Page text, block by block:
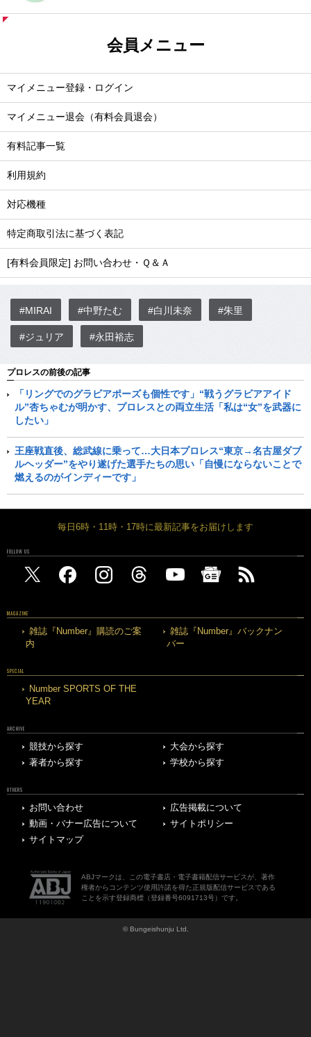
会員メニュー
マイメニュー登録・ログイン
マイメニュー退会（有料会員退会）
有料記事一覧
利用規約
対応機種
特定商取引法に基づく表記
[有料会員限定] お問い合わせ・Ｑ＆Ａ
#MIRAI #中野たむ #白川未奈 #朱里
#ジュリア #永田裕志
プロレスの前後の記事
「リングでのグラビアポーズも個性です」“戦うグラビアアイド
ル”杏ちゃむが明かす、プロレスとの両立生活「私は“女”を武器に
したい」
王座戦直後、総武線に乗って…大日本プロレス“東京→名古屋ダブ
ルヘッダー”をやり遂げた選手たちの思い「自慢にならないことで
燃えるのがインディーです」
毎日6時・11時・17時に最新記事をお届けします
FOLLOW US
MAGAZINE
雑誌『Number』購読のご案
内
雑誌『Number』バックナン
バー
SPECIAL
Number SPORTS OF THE
YEAR
ARCHIVE
競技から探す
大会から探す
著者から探す
学校から探す
OTHERS
お問い合わせ
広告掲載について
動画・バナー広告について
サイトポリシー
サイトマップ
ABJマークは、この電子書店・電子書籍配信サービスが、著作
権者からコンテンツ使用許諾を得た正規版配信サービスである
ことを示す登録商標（登録番号6091713号）です。
© Bungeishunju Ltd.